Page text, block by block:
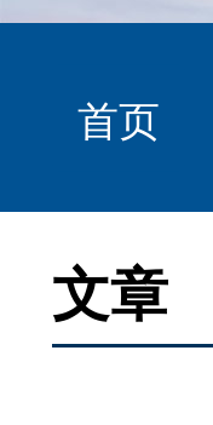
首页
文章